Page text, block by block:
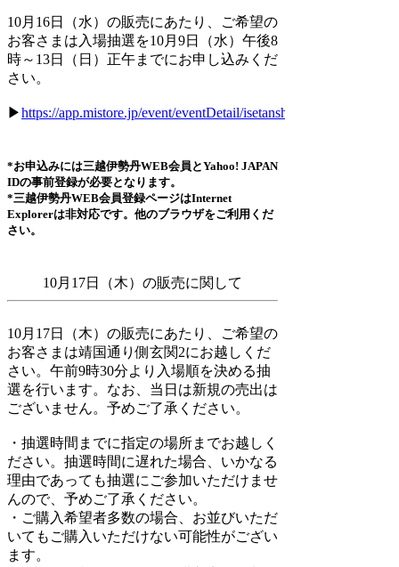
10月16日（水）の販売にあたり、ご希望の
お客さまは入場抽選を10月9日（水）午後8
時～13日（日）正午までにお申し込みくだ
さい。
▶https://app.mistore.jp/event/eventDetail/isetanshinjuku/
*お申込みには三越伊勢丹WEB会員とYahoo! JAPAN
IDの事前登録が必要となります。
*三越伊勢丹WEB会員登録ページはInternet
Explorerは非対応です。他のブラウザをご利用くだ
さい。
10月17日（木）の販売に関して
10月17日（木）の販売にあたり、ご希望の
お客さまは靖国通り側玄関2にお越しくだ
さい。午前9時30分より入場順を決める抽
選を行います。なお、当日は新規の売出は
ございません。予めご了承ください。
・抽選時間までに指定の場所までお越しく
ださい。抽選時間に遅れた場合、いかなる
理由であっても抽選にご参加いただけませ
んので、予めご了承ください。
・ご購入希望者多数の場合、お並びいただ
いてもご購入いただけない可能性がござい
ます。